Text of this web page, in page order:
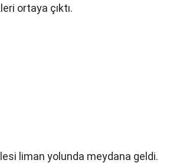
ortaya çıktı.
liman yolunda meydana geldi.